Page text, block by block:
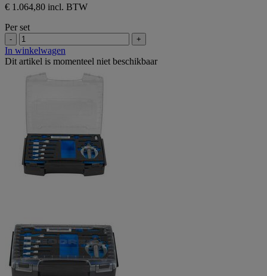
€ 1.064,80 incl. BTW
Per set
- +
In winkelwagen
Dit artikel is momenteel niet beschikbaar